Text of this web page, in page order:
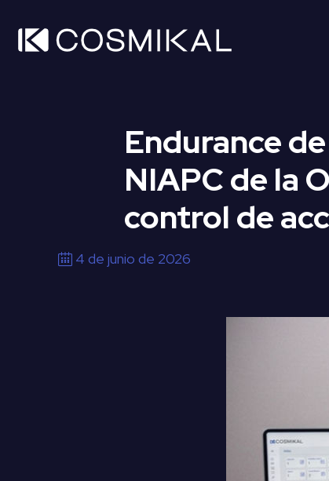
Endurance
NIAPC de la
control de
4 de junio de 2026